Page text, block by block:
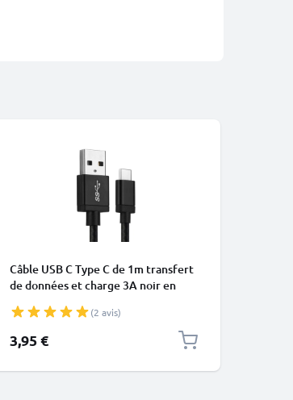
Câble USB C Type C de 1m transfert
de données et charge 3A noir en
(2 avis)
3,95 €